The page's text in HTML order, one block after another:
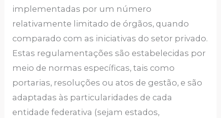
implementadas por um número
relativamente limitado de órgãos, quando
comparado com as iniciativas do setor privado.
Estas regulamentações são estabelecidas por
meio de normas específicas, tais como
portarias, resoluções ou atos de gestão, e são
adaptadas às particularidades de cada
entidade federativa (sejam estados,